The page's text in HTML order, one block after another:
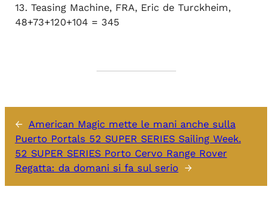
13. Teasing Machine, FRA, Eric de Turckheim,
48+73+120+104 = 345
← American Magic mette le mani anche sulla
Puerto Portals 52 SUPER SERIES Sailing Week.
52 SUPER SERIES Porto Cervo Range Rover
Regatta: da domani si fa sul serio →